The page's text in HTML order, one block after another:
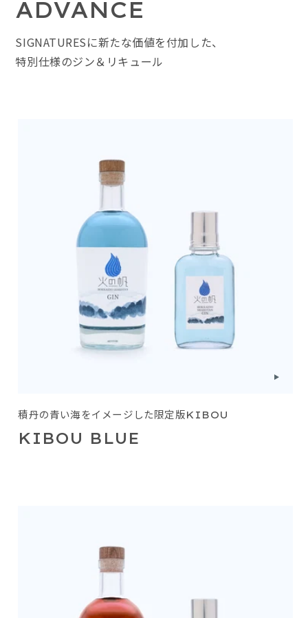
ADVANCE
SIGNATURESに新たな価値を付加した、
特別仕様のジン＆リキュール
積丹の青い海をイメージした限定版KIBOU
KIBOU BLUE